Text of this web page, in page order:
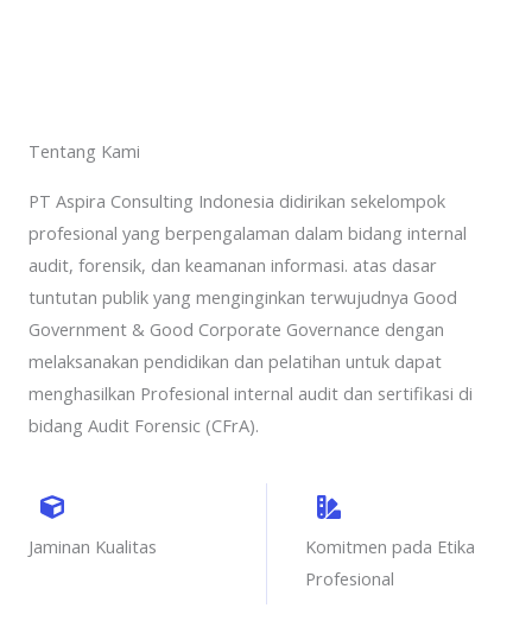
Tentang Kami
PT Aspira Consulting Indonesia didirikan sekelompok
profesional yang berpengalaman dalam bidang internal
audit, forensik, dan keamanan informasi. atas dasar
tuntutan publik yang menginginkan terwujudnya Good
Government & Good Corporate Governance dengan
melaksanakan pendidikan dan pelatihan untuk dapat
menghasilkan Profesional internal audit dan sertifikasi di
bidang Audit Forensic (CFrA).
Jaminan Kualitas
Komitmen pada Etika
Profesional